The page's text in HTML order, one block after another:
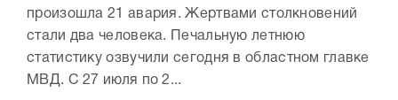
произошла 21 авария. Жертвами столкновений
стали два человека. Печальную летнюю
статистику озвучили сегодня в областном главке
МВД. С 27 июля по 2...